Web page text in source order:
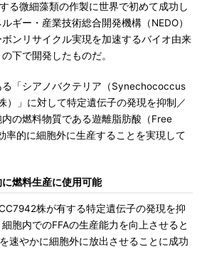
る微細藻類の作製に世界で初めて成功し
ギー・産業技術総合開発機構（NEDO）
ンリサイクル実現を加速するバイオ由来
下で開発したものだ。
「シアノバクテリア（Synechococcus
）」に対して特定遺伝子の発現を抑制／
の燃料物質である遊離脂肪酸（Free
率的に細胞外に生産することを実現して
燃料生産に使用可能
株が有する特定遺伝子の発現を抑
胞内でのFFAの生産能力を向上させると
速やかに細胞外に放出させることに成功